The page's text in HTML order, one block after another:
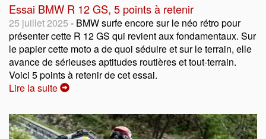
Essai BMW R 12 GS, 5 points à retenir
25 juillet 2025 - BMW surfe encore sur le néo rétro pour
présenter cette R 12 GS qui revient aux fondamentaux. Sur
le papier cette moto a de quoi séduire et sur le terrain, elle
avance de sérieuses aptitudes routières et tout-terrain.
Voici 5 points à retenir de cet essai.
Lire la suite